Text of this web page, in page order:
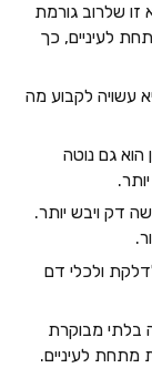
שלרוב גורמת
לעיניים, כך
עשויה לקבוע מה
הוא גם נוטה
דק ויבש יותר.
ולכלי דם
מבוקרת
מתחת לעיניים.